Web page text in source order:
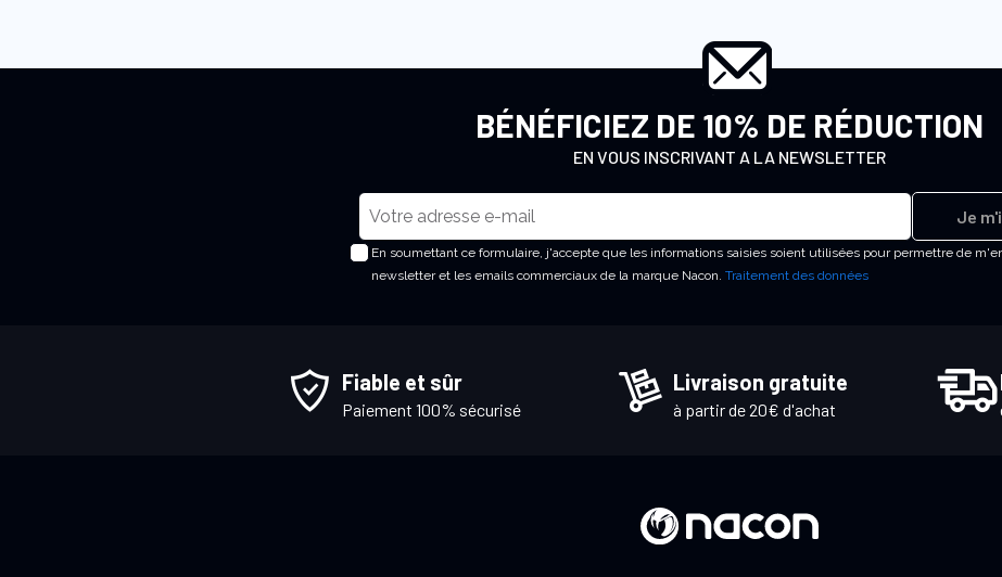
BÉNÉFICIEZ DE 10% DE RÉDUCTION
EN VOUS INSCRIVANT A LA NEWSLETTER
I
n
s
t
i
En soumettant ce formulaire, j'accepte que les informations saisies soient utilisées pour permettre de
newsletter et les emails commerciaux de la marque Nacon. Traitement des données
Je
Fiable et sûr
Paiement 100% sécurisé
Livraison gratuite
à partir de 20€ d'achat